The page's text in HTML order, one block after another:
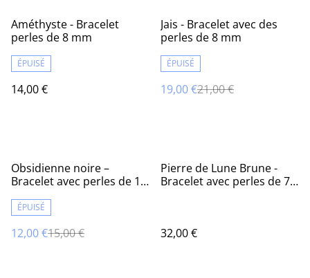
Améthyste - Bracelet
perles de 8 mm
ÉPUISÉ
14,00 €
%
Jais - Bracelet avec des
perles de 8 mm
ÉPUISÉ
19,00 €21,00 €
%
Obsidienne noire –
Bracelet avec perles de 10
ÉPUISÉ
12,00 €15,00 €
Pierre de Lune Brune -
Bracelet avec perles de 7
32,00 €